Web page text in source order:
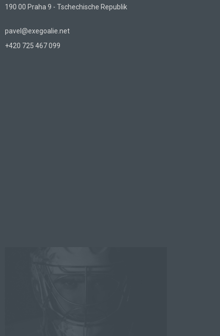
190 00 Praha 9 - Tschechische Republik
pavel@exegoalie.net
+420 725 467 099